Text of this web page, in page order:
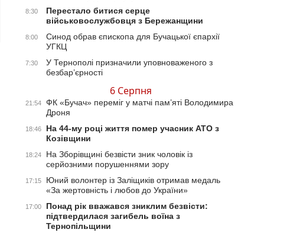
8:30
Перестало битися серце
військовослужбовця з Бережанщини
8:00
Синод обрав єпископа для Бучацької єпархії
УГКЦ
7:30
У Тернополі призначили уповноваженого з
безбар’єрності
6 Серпня
21:54
ФК «Бучач» переміг у матчі пам’яті Володимира
Дроня
18:46
На 44-му році життя помер учасник АТО з
Козівщини
18:24
На Зборівщині безвісти зник чоловік із
серйозними порушеннями зору
17:15
Юний волонтер із Заліщиків отримав медаль
«За жертовність і любов до України»
17:00
Понад рік вважався зниклим безвісти:
підтвердилася загибель воїна з
Тернопільщини